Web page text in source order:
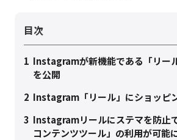
目次
1 Instagramが新機能である「リー
を公開
2 Instagram「リール」にショッピ
3 Instagramリールにステマを防止
コンテンツツール」の利用が可能